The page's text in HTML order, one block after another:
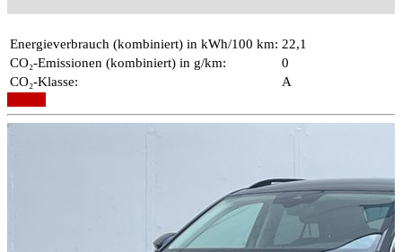
Energieverbrauch (kombiniert) in kWh/100 km: 22,1
CO₂-Emissionen (kombiniert) in g/km:
0
CO₂-Klasse:
A